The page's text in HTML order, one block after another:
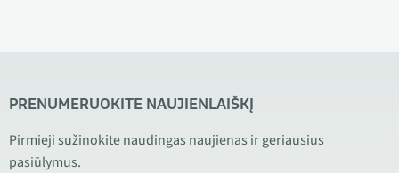
PRENUMERUOKITE NAUJIENLAIŠKĮ
Pirmieji sužinokite naudingas naujienas ir geriausius
pasiūlymus.